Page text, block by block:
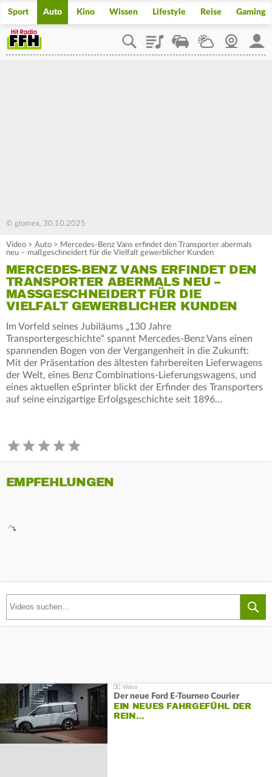
Sport Auto Kino Wissen Lifestyle Reise Gaming
PlaylistStaupilotWetterWebcam
© glomex, 30.10.2025
Video > Auto > Mercedes-Benz Vans erfindet den Transporter abermals
neu – maßgeschneidert für die Vielfalt gewerblicher Kunden
MERCEDES-BENZ VANS ERFINDET DEN
TRANSPORTER ABERMALS NEU –
MASSGESCHNEIDERT FÜR DIE V
IELFALT GEWERBLICHER KUNDEN
Im Vorfeld seines Jubiläums „130 Jahre
Transportergeschichte“ spannt Mercedes‑Benz Vans einen
spannenden Bogen von der Vergangenheit in die Zukunft:
Mit der Präsentation des ältesten fahrbereiten Lieferwagens
der Welt, eines Benz Combinations-Lieferungswagens, und
eines aktuellen eSprinter blickt der Erfinder des Transporters
auf seine einzigartige Erfolgsgeschichte seit 1896…
EMPFEHLUNGEN
Der neue Ford E-Tourneo Courier
EIN NEUES FAHRGEFÜHL DER
REIN…